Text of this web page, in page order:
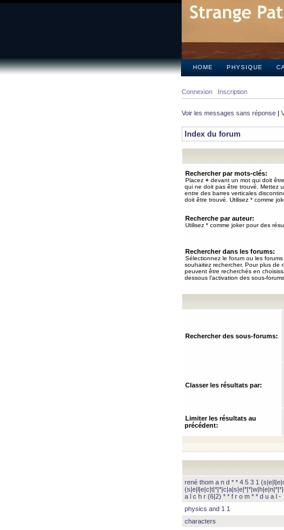
HOME PHYSIQUE
Connexion Inscription
Voir les messages sans réponse |
Index du forum
Rechercher par mots-clés:
Placez + devant un mot qui doit
qui ne doit pas être trouvé. Mettez
entre des barres verticales
doit être trouvé. Utilisez * comme
Recherche par auteur:
Utilisez * comme joker pour des
Rechercher dans les forums:
Sélectionnez le forum ou les
souhaitez rechercher. Pour plus de
peuvent être recherchés en
dessous l’activation des sous-
Rechercher des sous-forums:
Classer les résultats par:
Limiter les résultats au
précédent:
rené thom a n d * * 4 5 3 1
a l c h r (6|2) * * f r o m * * d u a l -
physics and 1 1
characters